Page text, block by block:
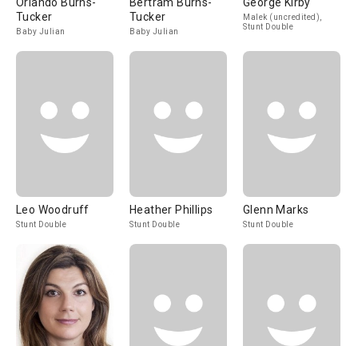
Tucker
Baby Julian
Tucker
Baby Julian
Malek (uncredited),
Stunt Double
Leo Woodruff
Stunt Double
Heather Phillips
Stunt Double
Glenn Marks
Stunt Double